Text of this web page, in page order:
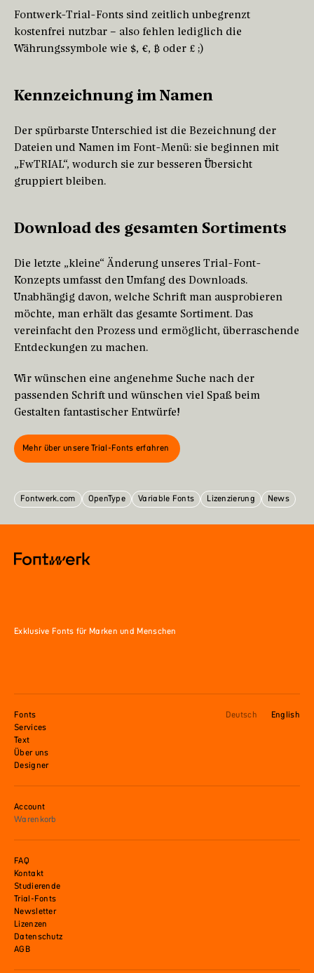
Fontwerk-Trial-Fonts sind zeitlich unbegrenzt
kostenfrei nutzbar – also fehlen lediglich die
Währungssymbole wie $, €, ₿ oder £ ;)
Kennzeichnung im Namen
Der spürbarste Unterschied ist die Bezeichnung der
Dateien und Namen im Font-Menü: sie beginnen mit
„FwTRIAL“, wodurch sie zur besseren Übersicht
gruppiert bleiben.
Download des gesamten Sortiments
Die letzte „kleine“ Änderung unseres Trial-Font-
Konzepts umfasst den Umfang des Downloads.
Unabhängig davon, welche Schrift man ausprobieren
möchte, man erhält das gesamte Sortiment. Das
vereinfacht den Prozess und ermöglicht, überraschende
Entdeckungen zu machen.
Wir wünschen eine angenehme Suche nach der
passenden Schrift und wünschen viel Spaß beim
Gestalten fantastischer Entwürfe!
Mehr über unsere Trial-Fonts erfahren
Fontwerk.com OpenType Variable Fonts Lizenzierung News
Exklusive Fonts für Marken und Menschen
Fonts
Services
Text
Über uns
Designer
Deutsch English
Account
Warenkorb
FAQ
Kontakt
Studierende
Trial-Fonts
Newsletter
Lizenzen
Datenschutz
AGB